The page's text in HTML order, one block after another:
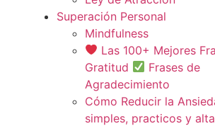
Superación Personal
Mindfulness
Las 100+ Mejores
Gratitud
Frases de
Agradecimiento
Cómo Reducir la
simples, practicos y